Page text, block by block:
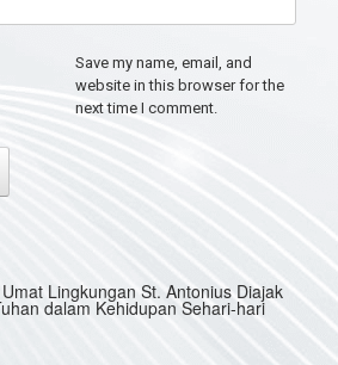
Save my name, email, and
website in this browser for the
next time I comment.
Lingkungan St. Antonius Diajak
dalam Kehidupan Sehari-hari